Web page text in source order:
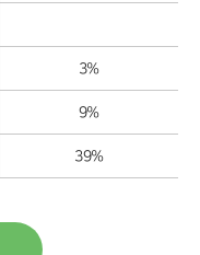
3%
9%
39%